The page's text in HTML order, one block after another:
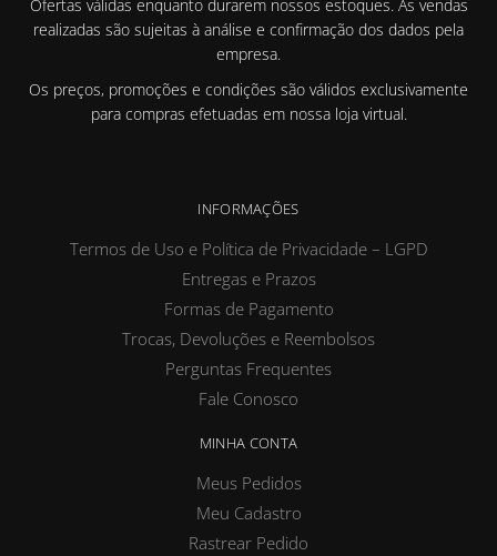
Ofertas válidas enquanto durarem nossos estoques. As vendas
realizadas são sujeitas à análise e confirmação dos dados pela
empresa.
Os preços, promoções e condições são válidos exclusivamente
para compras efetuadas em nossa loja virtual.
INFORMAÇÕES
Termos de Uso e Política de Privacidade – LGPD
Entregas e Prazos
Formas de Pagamento
Trocas, Devoluções e Reembolsos
Perguntas Frequentes
Fale Conosco
MINHA CONTA
Meus Pedidos
Meu Cadastro
Rastrear Pedido